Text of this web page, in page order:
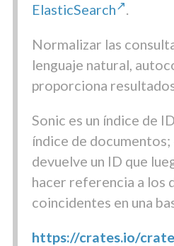
ElasticSearch
.
Normalizar las
lenguaje natural,
proporciona
Sonic es un índice de
índice de documentos;
devuelve un ID que
hacer referencia a los
coincidentes en una
https://crates.io/